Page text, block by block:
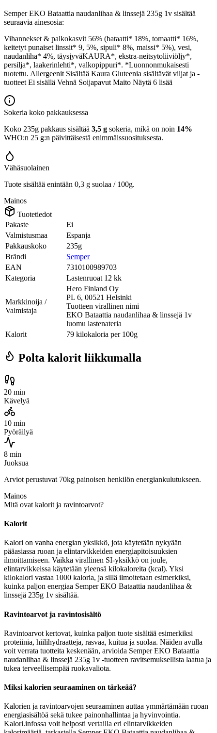
Semper EKO Bataattia naudanlihaa & linssejä 235g 1v sisältää
seuraavia ainesosia:
Vihannekset & palkokasvit 56% (bataatti* 18%, tomaatti* 16%,
keitetyt punaiset linssit* 9, 5%, sipuli* 8%, maissi* 5%), vesi,
naudanliha* 4%, täysjyväKAURA*, ekstra-neitsytoliiviöljy*,
persilja*, laakerinlehti*, valkopippuri*. *Luonnonmukaisesti
tuotettu. Allergeenit Sisältää Kaura Gluteenia sisältävät viljat ja -
tuotteet Ei sisällä Vehnä Soijapavut Maito Näytä 6 lisää
Sokeria koko pakkauksessa
Koko 235g pakkaus sisältää 3,5 g sokeria, mikä on noin 14%
WHO:n 25 g:n päivittäisestä enimmäissuosituksesta.
Vähäsuolainen
Tuote sisältää enintään 0,3 g suolaa / 100g.
Mainos
Tuotetiedot
Pakaste
Ei
Valmistusmaa
Espanja
Pakkauskoko
235g
Brändi
Semper
EAN
7310100989703
Kategoria
Lastenruoat 12 kk
Markkinoija /
Valmistaja
Hero Finland Oy
PL 6, 00521 Helsinki
Tuotteen virallinen nimi
EKO Bataattia naudanlihaa & linssejä 1v
luomu lastenateria
Kalorit
79 kilokaloria per 100g
Polta kalorit liikkumalla
20 min
Kävelyä
10 min
Pyöräilyä
8 min
Juoksua
Arviot perustuvat 70kg painoisen henkilön energiankulutukseen.
Mainos
Mitä ovat kalorit ja ravintoarvot?
Kalorit
Kalori on vanha energian yksikkö, jota käytetään nykyään
pääasiassa ruoan ja elintarvikkeiden energiapitoisuuksien
ilmoittamiseen. Vaikka virallinen SI-yksikkö on joule,
elintarvikkeissa käytetään yleensä kilokaloreita (kcal). Yksi
kilokalori vastaa 1000 kaloria, ja sillä ilmoitetaan esimerkiksi,
kuinka paljon energiaa Semper EKO Bataattia naudanlihaa &
linssejä 235g 1v sisältää.
Ravintoarvot ja ravintosisältö
Ravintoarvot kertovat, kuinka paljon tuote sisältää esimerkiksi
proteiinia, hiilihydraatteja, rasvaa, kuitua ja suolaa. Näiden avulla
voit verrata tuotteita keskenään, arvioida Semper EKO Bataattia
naudanlihaa & linssejä 235g 1v -tuotteen ravitsemuksellista laatua ja
tukea terveellisempää ruokavaliota.
Miksi kalorien seuraaminen on tärkeää?
Kalorien ja ravintoarvojen seuraaminen auttaa ymmärtämään ruoan
energiasisältöä sekä tukee painonhallintaa ja hyvinvointia.
Kalori.infossa voit helposti vertailla eri elintarvikkeiden